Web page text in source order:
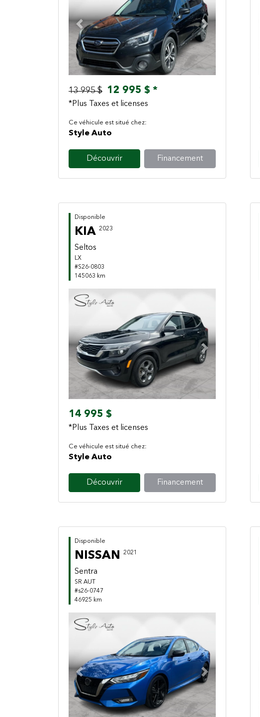
Previous Next
13 995 $ 12 995 $ *
*Plus Taxes et licenses
Ce véhicule est situé chez:
Style Auto
Découvrir Financement
Disponible
KIA 2023
Seltos
LX
#S26-0803
145063 km
Previous Next
14 995 $
*Plus Taxes et licenses
Ce véhicule est situé chez:
Style Auto
Découvrir Financement
Disponible
NISSAN 2021
Sentra
SR AUT
#s26-0747
46925 km
Previous Next